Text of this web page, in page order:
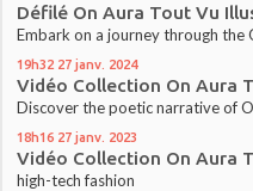
Défilé On Aura Tout Vu
Embark on a journey through the
19h32 27 janv. 2024
Vidéo Collection On Aura
Discover the poetic narrative of
18h16 27 janv. 2023
Vidéo Collection On Aura
high-tech fashion